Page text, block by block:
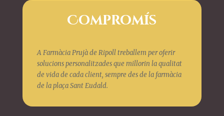
Compromís
A Farmàcia Prujà de Ripoll treballem per oferir
solucions personalitzades que millorin la qualitat
de vida de cada client, sempre des de la farmàcia
de la plaça Sant Eudald.